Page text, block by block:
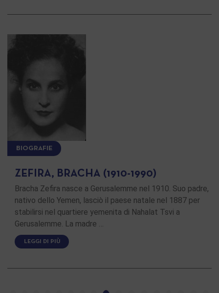
BIOGRAFIE
ZEFIRA, BRACHA (1910-1990)
Bracha Zefira nasce a Gerusalemme nel 1910. Suo padre,
nativo dello Yemen, lasciò il paese natale nel 1887 per
stabilirsi nel quartiere yemenita di Nahalat Tsvi a
Gerusalemme. La madre …
LEGGI DI PIÙ